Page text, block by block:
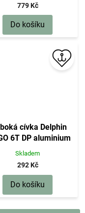
779 Kč
Do košíku
cívka Delphin
6T DP aluminium
Skladem
292 Kč
Do košíku